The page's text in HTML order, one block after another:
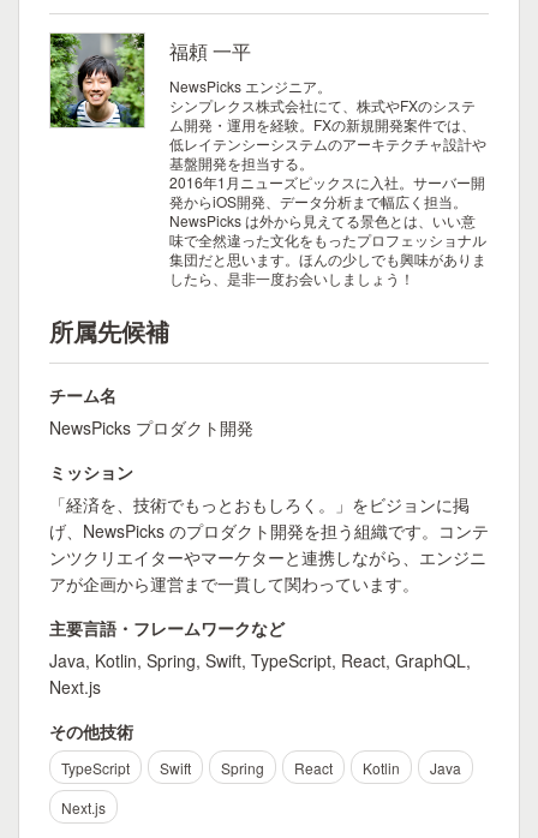
福頼 一平
NewsPicks エンジニア。
シンプレクス株式会社にて、株式やFXのシステ
ム開発・運用を経験。FXの新規開発案件では、
低レイテンシーシステムのアーキテクチャ設計や
基盤開発を担当する。
2016年1月ニューズピックスに入社。サーバー開
発からiOS開発、データ分析まで幅広く担当。
NewsPicks は外から見えてる景色とは、いい意
味で全然違った文化をもったプロフェッショナル
集団だと思います。ほんの少しでも興味がありま
したら、是非一度お会いしましょう！
所属先候補
チーム名
NewsPicks プロダクト開発
ミッション
「経済を、技術でもっとおもしろく。」をビジョンに掲
げ、NewsPicks のプロダクト開発を担う組織です。コンテ
ンツクリエイターやマーケターと連携しながら、エンジニ
アが企画から運営まで一貫して関わっています。
主要言語・フレームワークなど
Java, Kotlin, Spring, Swift, TypeScript, React, GraphQL,
Next.js
その他技術
TypeScript Swift Spring React Kotlin
Java
Next.js